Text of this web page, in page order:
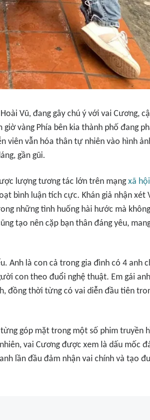
Vũ, đang gây chú ý với vai Cương,
giờ vàng Phía bên kia thành phố đang
viên vẫn hóa thân tự nhiên vào hình
gần gũi.
lượng tương tác lớn trên mạngxã hội
bình luận tích cực. Khán giả nhận xét
những tình huống hài hước mà
tạo nên cặp bạn thân đáng yêu,
Anh là con cả trong gia đình có 4 anh
con theo đuổi nghệ thuật. Em gái
đồng thời từng có vai diễn đầu tiên
từng góp mặt trong một số phim truyền
vai Cương được xem là dấu mốc
lần đầu đảm nhận vai chính và tạo